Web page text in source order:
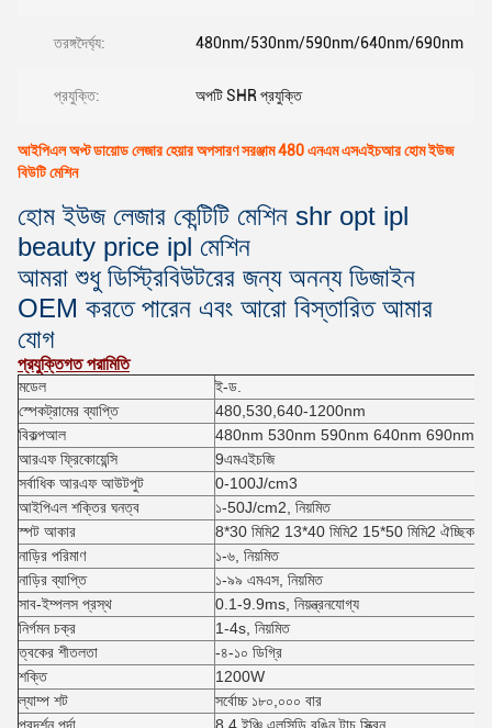
তরঙ্গদৈর্ঘ্য: 480nm/530nm/590nm/640nm/690nm
প্রযুক্তি: অপটি SHR প্রযুক্তি
আইপিএল অপ্ট ডায়োড লেজার হেয়ার অপসারণ সরঞ্জাম 480 এনএম এসএইচআর হোম ইউজ
বিউটি মেশিন
হোম ইউজ লেজার কেন্টিটি মেশিন shr opt ipl
beauty price ipl মেশিন
আমরা শুধু ডিস্ট্রিবিউটরের জন্য অনন্য ডিজাইন
OEM করতে পারেন এবং আরো বিস্তারিত আমার
যোগ
প্রযুক্তিগত পরামিতি
মডেল ই-ড.
স্পেকট্রামের ব্যাপ্তি
480,530,640-1200nm
বিকল্পআল
480nm 530nm 590nm 640nm 690nm
আরএফ ফ্রিকোয়েন্সি
9এমএইচজি
সর্বাধিক আরএফ আউটপুট
0-100J/cm3
আইপিএল শক্তির ঘনত্ব
১-50J/cm2, নিয়মিত
স্পট আকার
8*30 মিমি2 13*40 মিমি2 15*50 মিমি2 ঐচ্ছিক
নাড়ির পরিমাণ
১-৬, নিয়মিত
নাড়ির ব্যাপ্তি
১-৯৯ এমএস, নিয়মিত
সাব-ইম্পলস প্রস্থ
0.1-9.9ms, নিয়ন্ত্রনযোগ্য
নির্গমন চক্র
1-4s, নিয়মিত
ত্বকের শীতলতা
-৪-১০ ডিগ্রি
শক্তি
1200W
ল্যাম্প শট
সর্বোচ্চ ১৮০,০০০ বার